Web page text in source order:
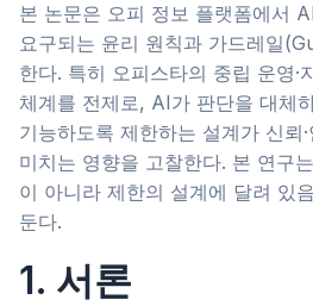
본 논문은 오피 정보 플랫폼에서
요구되는 윤리 원칙과 가드레일
한다. 특히 오피스타의 중립 운영·
체계를 전제로, AI가 판단을 대체
기능하도록 제한하는 설계가 신뢰
미치는 영향을 고찰한다. 본 연구
이 아니라 제한의 설계에 달려 있
둔다.
1. 서론